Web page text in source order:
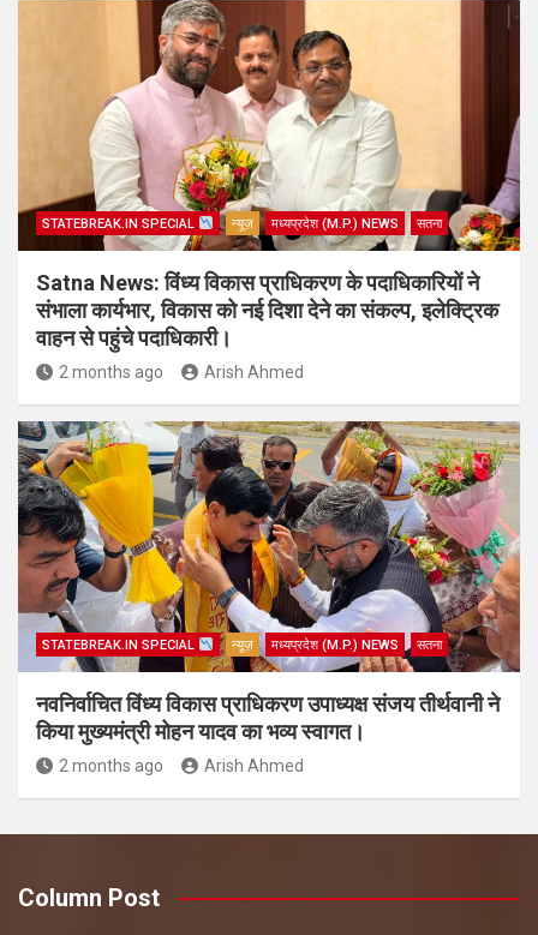
STATEBREAK.IN SPECIAL न्यूज़ मध्यप्रदेश (M.P.) NEWS सतना
Satna News: विंध्य विकास प्राधिकरण के पदाधिकारियों ने
संभाला कार्यभार, विकास को नई दिशा देने का संकल्प, इलेक्ट्रिक
वाहन से पहुंचे पदाधिकारी।
2 months ago Arish Ahmed
STATEBREAK.IN SPECIAL न्यूज़ मध्यप्रदेश (M.P.) NEWS सतना
नवनिर्वाचित विंध्य विकास प्राधिकरण उपाध्यक्ष संजय तीर्थवानी ने
किया मुख्यमंत्री मोहन यादव का भव्य स्वागत।
2 months ago Arish Ahmed
Column Post